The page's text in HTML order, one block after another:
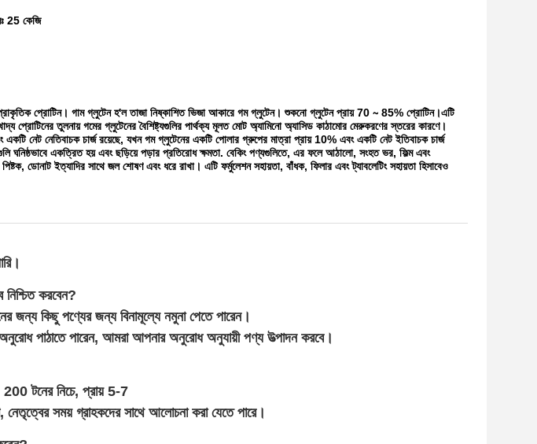
25 কেজি
প্রোটিন। গাম গ্লুটেন হ'ল তাজা নিষ্কাশিত ভিজা আকারে গম গ্লুটেন। শুকনো গ্লুটেন প্রায় 70 ∼ 85% প্রোটিন।এটি
প্রোটিনের তুলনায় গমের গ্লুটেনের বৈশিষ্ট্যগুলির পার্থক্য মূলত মোট অ্যামিনো অ্যাসিড কাঠামোর মেরুকরণের স্তরের কারণে।
নেট নেতিবাচক চার্জ রয়েছে, যখন গম গ্লুটেনের একটি পোলার গ্রুপের মাত্রা প্রায় 10% এবং একটি নেট ইতিবাচক চার্জ
ঘনিষ্ঠভাবে একত্রিত হয় এবং ছড়িয়ে পড়ার প্রতিরোধ ক্ষমতা. বেকিং পণ্যগুলিতে, এর ফলে আঠালো, সংহত ভর, ফিল্ম এবং
ডোনাট ইত্যাদির সাথে জল শোষণ এবং ধরে রাখা। এটি ফর্মুলেশন সহায়তা, বাঁধক, ফিলার এবং ট্যাবলেটিং সহায়তা হিসাবেও
করবেন?
জন্য কিছু পণ্যের জন্য বিনামূল্যে নমুনা পেতে পারেন।
পাঠাতে পারেন, আমরা আপনার অনুরোধ অনুযায়ী পণ্য উত্পাদন করবে।
200 টনের নিচে, প্রায় 5-7
নেতৃত্বের সময় গ্রাহকদের সাথে আলোচনা করা যেতে পারে।